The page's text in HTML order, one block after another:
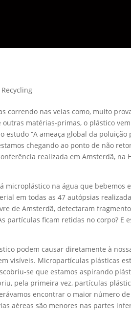
Recycling
nas veias como, muito
matérias-primas, o plástico
“A ameaça global da
chegando ao ponto de não
realizada em Amsterdã, na
na água que bebemos
em todas as 47 autópsias
de Amsterdã, detectaram
partículas ficam retidas no corpo? E
podem causar diretamente à
visíveis. Micropartículas plásticas
se que estamos aspirando
pela primeira vez, partículas
encontrar o maior número
aéreas são menores nas partes